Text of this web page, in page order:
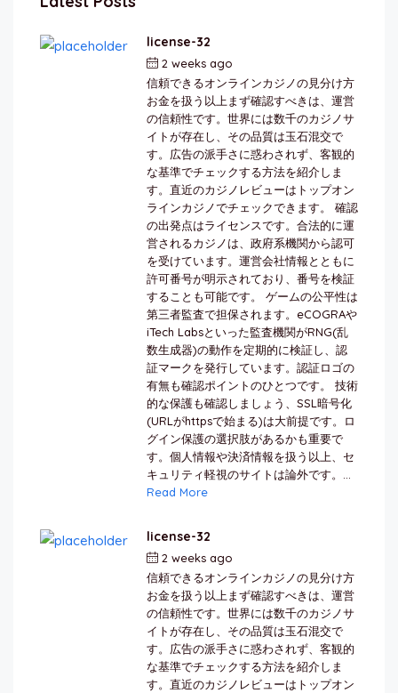
license-32
2 weeks ago
信頼できるオンラインカジノの見分け方
お金を扱う以上まず確認すべきは、運営
の信頼性です。世界には数千のカジノサ
イトが存在し、その品質は玉石混交で
す。広告の派手さに惑わされず、客観的
な基準でチェックする方法を紹介しま
す。直近のカジノレビューはトップオン
ラインカジノでチェックできます。 確認
の出発点はライセンスです。合法的に運
営されるカジノは、政府系機関から認可
を受けています。運営会社情報とともに
許可番号が明示されており、番号を検証
することも可能です。 ゲームの公平性は
第三者監査で担保されます。eCOGRAや
iTech Labsといった監査機関がRNG(乱
数生成器)の動作を定期的に検証し、認
証マークを発行しています。認証ロゴの
有無も確認ポイントのひとつです。 技術
的な保護も確認しましょう、SSL暗号化
(URLがhttpsで始まる)は大前提です。ロ
グイン保護の選択肢があるかも重要で
す。個人情報や決済情報を扱う以上、セ
キュリティ軽視のサイトは論外です。...
Read More
license-32
2 weeks ago
信頼できるオンラインカジノの見分け方
お金を扱う以上まず確認すべきは、運営
の信頼性です。世界には数千のカジノサ
イトが存在し、その品質は玉石混交で
す。広告の派手さに惑わされず、客観的
な基準でチェックする方法を紹介しま
す。直近のカジノレビューはトップオン